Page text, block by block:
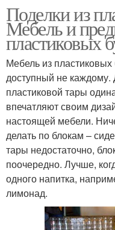
Поделки из
Мебель и
пластиковых
Мебель из
доступный не каждому.
пластиковой тары
впечатляют своим
настоящей мебели.
делать по блокам –
тары недостаточно,
поочередно. Лучше,
одного напитка,
лимонад.